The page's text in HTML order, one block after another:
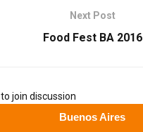
Next Post
Food Fest BA 2016
to join discussion
Buenos Aires